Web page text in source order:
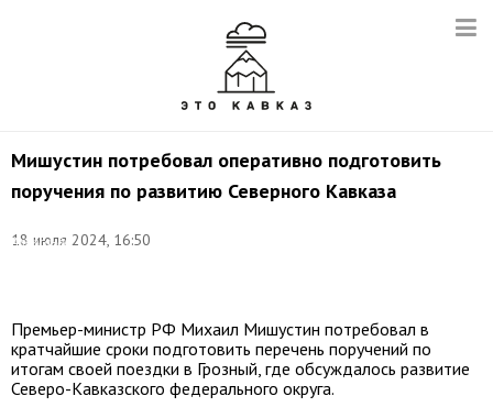
Мишустин потребовал оперативно подготовить
поручения по развитию Северного Кавказа
18 июля 2024, 16:50
Александр
Премьер-министр РФ Михаил Мишустин потребовал в
кратчайшие сроки подготовить перечень поручений по
итогам своей поездки в Грозный, где обсуждалось развитие
Северо-Кавказского федерального округа.